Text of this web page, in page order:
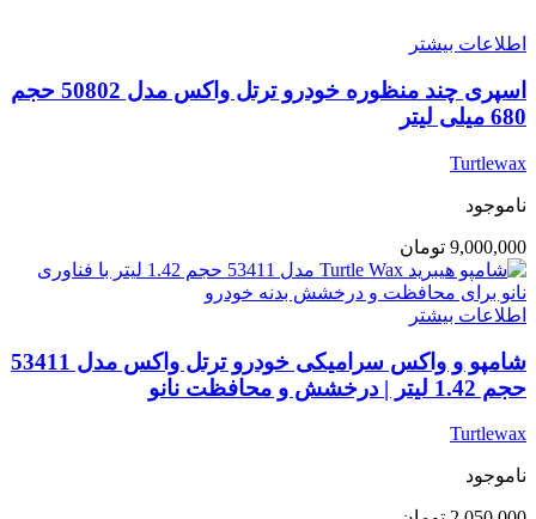
اطلاعات بیشتر
اسپری چند منظوره خودرو ترتل واکس مدل 50802 حجم
680 میلی لیتر
Turtlewax
ناموجود
9,000,000 تومان
اطلاعات بیشتر
شامپو و واکس سرامیکی خودرو ترتل واکس مدل 53411
حجم 1.42 لیتر | درخشش و محافظت نانو
Turtlewax
ناموجود